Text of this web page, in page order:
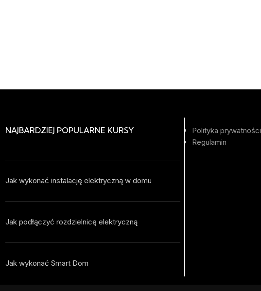
NAJBARDZIEJ POPULARNE KURSY
Jak wykonać instalację elektryczną w domu
Jak podłączyć rozdzielnicę elektryczną
Jak wykonać Smart Dom
Polityka prywatności
Regulamin